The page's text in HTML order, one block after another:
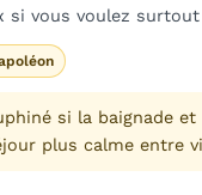
si vous voulez
si la baignade
plus calme entre